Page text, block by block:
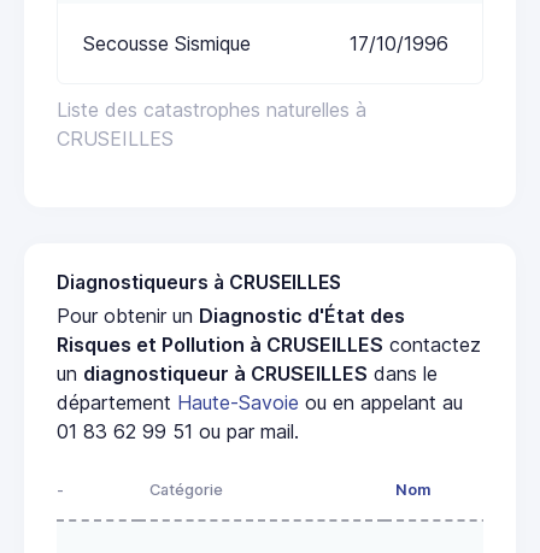
Liste des catastrophes naturelles à
CRUSEILLES
Secousse Sismique 17/10/1996
Diagnostiqueurs à CRUSEILLES
Pour obtenir un Diagnostic d'État des
Risques et Pollution à CRUSEILLES contactez
un diagnostiqueur à CRUSEILLES dans le
département Haute-Savoie ou en appelant au
01 83 62 99 51 ou par mail.
- Catégorie Nom